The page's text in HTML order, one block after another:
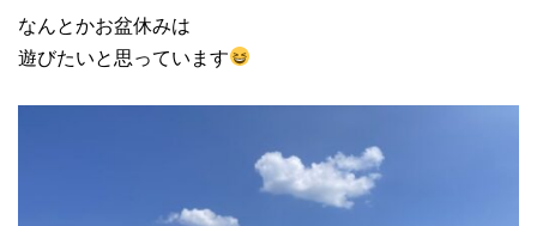
なんとかお盆休みは
遊びたいと思っています